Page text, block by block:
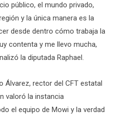
público, el mundo privado,
y la única manera es la
desde dentro cómo trabaja la
contenta y me llevo mucha,
la diputada Raphael.
Álvarez, rector del CFT estatal
valoró la instancia
el equipo de Mowi y la verdad